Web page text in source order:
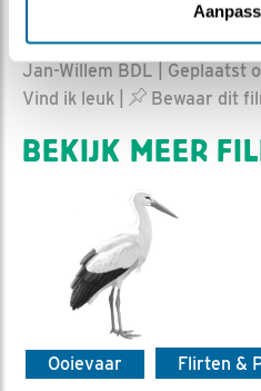
Randje Kantje
Jan-Willem BDL | Geplaatst
Vind ik leuk
Bewaar dit
BEKIJK MEER
Ooievaar Flirten &